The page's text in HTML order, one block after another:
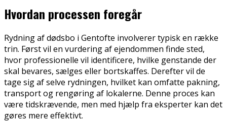
Hvordan processen foregår
Rydning af dødsbo i Gentofte involverer typisk en række
trin. Først vil en vurdering af ejendommen finde sted,
hvor professionelle vil identificere, hvilke genstande der
skal bevares, sælges eller bortskaffes. Derefter vil de
tage sig af selve rydningen, hvilket kan omfatte pakning,
transport og rengøring af lokalerne. Denne proces kan
være tidskrævende, men med hjælp fra eksperter kan det
gøres mere effektivt.